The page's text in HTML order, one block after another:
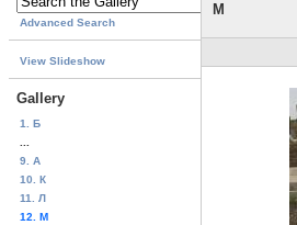
Advanced Search
View Slideshow
Gallery
1. Б
9. A
10. К
11. Л
12. М
М